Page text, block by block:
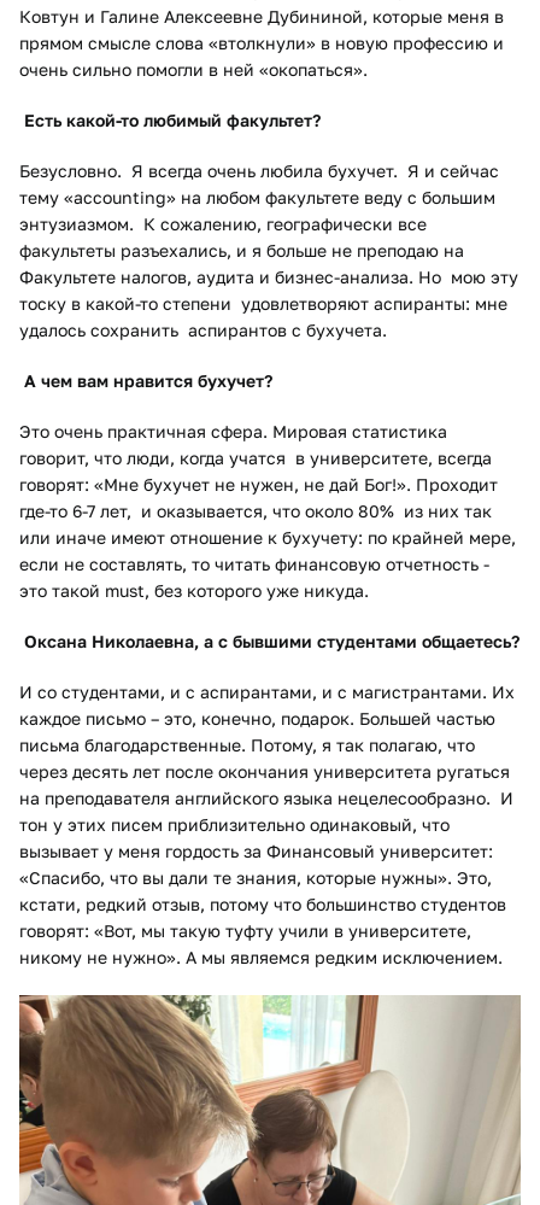
Ковтун и Галине Алексеевне Дубининой, которые меня в
прямом смысле слова «втолкнули» в новую профессию и
очень сильно помогли в ней «окопаться».
Есть какой-то любимый факультет?
Безусловно. Я всегда очень любила бухучет. Я и сейчас
тему «accounting» на любом факультете веду с большим
энтузиазмом. К сожалению, географически все
факультеты разъехались, и я больше не преподаю на
Факультете налогов, аудита и бизнес-анализа. Но мою эту
тоску в какой-то степени удовлетворяют аспиранты: мне
удалось сохранить аспирантов с бухучета.
А чем вам нравится бухучет?
Это очень практичная сфера. Мировая статистика
говорит, что люди, когда учатся в университете, всегда
говорят: «Мне бухучет не нужен, не дай Бог!». Проходит
где-то 6-7 лет, и оказывается, что около 80% из них так
или иначе имеют отношение к бухучету: по крайней мере,
если не составлять, то читать финансовую отчетность -
это такой must, без которого уже никуда.
Оксана Николаевна, а с бывшими студентами общаетесь?
И со студентами, и с аспирантами, и с магистрантами. Их
каждое письмо – это, конечно, подарок. Большей частью
письма благодарственные. Потому, я так полагаю, что
через десять лет после окончания университета ругаться
на преподавателя английского языка нецелесообразно. И
тон у этих писем приблизительно одинаковый, что
вызывает у меня гордость за Финансовый университет:
«Спасибо, что вы дали те знания, которые нужны». Это,
кстати, редкий отзыв, потому что большинство студентов
говорят: «Вот, мы такую туфту учили в университете,
никому не нужно». А мы являемся редким исключением.